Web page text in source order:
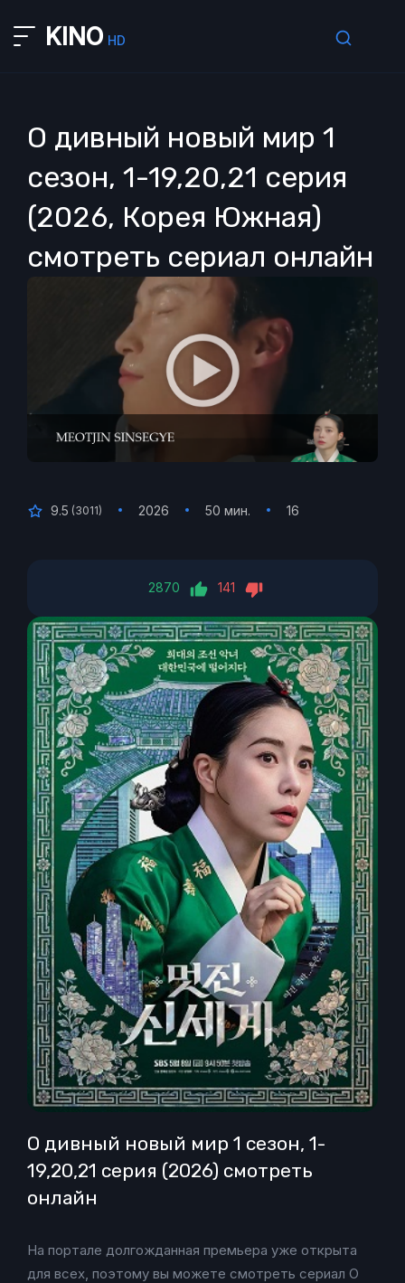
KINO HD
О дивный новый мир 1
сезон, 1-19,20,21 серия
(2026, Корея Южная)
смотреть сериал онлайн
9.5 (3011) 2026 50 мин. 16
2870 141
О дивный новый мир 1 сезон, 1-
19,20,21 серия (2026) смотреть
онлайн
На портале долгожданная премьера уже открыта
для всех, поэтому вы можете смотреть сериал О